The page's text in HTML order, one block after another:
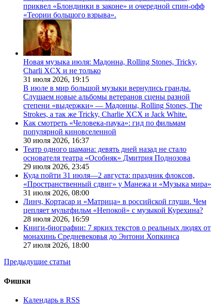
приквел «Блондинки в законе» и очередной спин-офф
«Теории большого взрыва».
Новая музыка июля: Мадонна, Rolling Stones, Tricky,
Charli XCX и не только
31 июля 2026, 19:15
В июле в мир большой музыки вернулись гранды.
Слушаем новые альбомы ветеранов сцены разной
степени «выдержки» — Мадонны, Rolling Stones, The
Strokes, а так же Tricky, Charlie XCX и Jack White.
Как смотреть «Человека-паука»: гид по фильмам
популярной киновселенной
30 июля 2026, 16:37
Театр одного шамана: девять дней назад не стало
основателя театра «Особняк» Дмитрия Поднозова
29 июля 2026, 23:45
Куда пойти 31 июля—2 августа: праздник флоксов,
«Пространственный сдвиг» у Манежа и «Музыка мира»
31 июля 2026, 08:00
Линч, Кортасар и «Матрица» в российской глуши. Чем
цепляет мультфильм «Непокой» с музыкой Курехина?
28 июля 2026, 16:59
Книги-биографии: 7 ярких текстов о реальных людях от
монахинь Средневековья до Энтони Хопкинса
27 июля 2026, 18:00
Предыдущие статьи
Фишки
Календарь в RSS